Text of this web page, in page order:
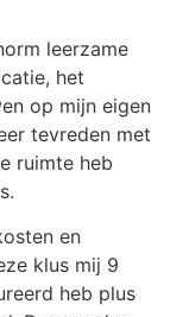
leerzame
het
op mijn eigen
tevreden met
ruimte heb
en
klus mij 9
heb plus